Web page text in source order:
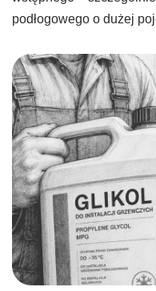
podłogowego o dużej